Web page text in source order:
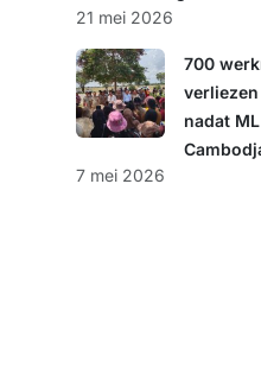
21 mei 2026
700
nadat
7 mei 2026